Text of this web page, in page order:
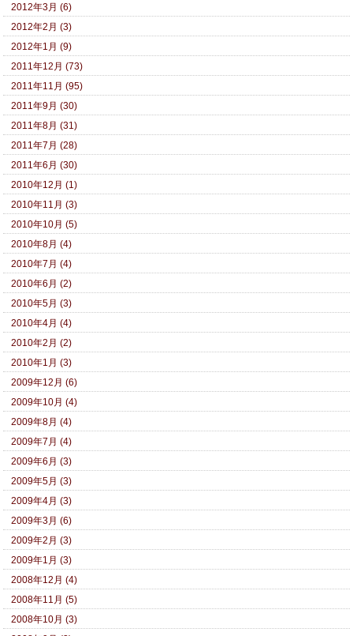
2012年3月 (6)
2012年2月 (3)
2012年1月 (9)
2011年12月 (73)
2011年11月 (95)
2011年9月 (30)
2011年8月 (31)
2011年7月 (28)
2011年6月 (30)
2010年12月 (1)
2010年11月 (3)
2010年10月 (5)
2010年8月 (4)
2010年7月 (4)
2010年6月 (2)
2010年5月 (3)
2010年4月 (4)
2010年2月 (2)
2010年1月 (3)
2009年12月 (6)
2009年10月 (4)
2009年8月 (4)
2009年7月 (4)
2009年6月 (3)
2009年5月 (3)
2009年4月 (3)
2009年3月 (6)
2009年2月 (3)
2009年1月 (3)
2008年12月 (4)
2008年11月 (5)
2008年10月 (3)